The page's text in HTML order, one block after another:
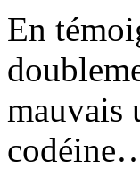
En
mauvais